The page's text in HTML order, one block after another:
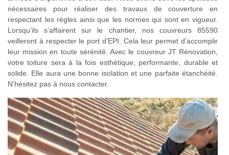
nécessaires pour réaliser des travaux de couverture en
respectant les règles ainsi que les normes qui sont en vigueur.
Lorsqu’ils s’affairent sur le chantier, nos couvreurs 85590
veilleront à respecter le port d’EPI. Cela leur permet d’accomplir
leur mission en toute sérénité. Avec le couvreur JT Rénovation,
votre toiture sera à la fois esthétique, performante, durable et
solide. Elle aura une bonne isolation et une parfaite étanchéité.
N’hésitez pas à nous contacter.